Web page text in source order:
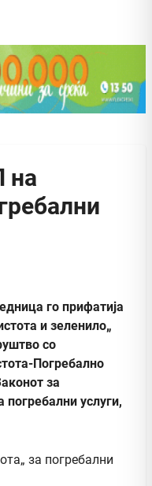
на
го прифатија
и зеленило„
со
Погребално
за
погребални услуги,